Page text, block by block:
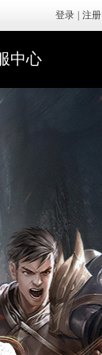
登录 注册
中心